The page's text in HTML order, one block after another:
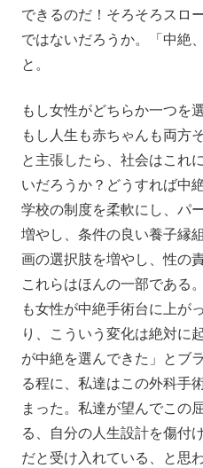
できるのだ！そろそろスロ
ではないだろうか。「中絶
と。
もし女性がどちらか一つを
もし人生も赤ちゃんも両方
と主張したら、社会はこれ
いだろうか？どうすれば中
学校の制度を柔軟にし、パ
増やし、条件の良い養子縁
画の選択肢を増やし、性の
これらはほんの一部である
も女性が中絶手術台に上が
り、こういう変化は絶対に
が中絶を選んできた」とブ
る程に、私達はこの外科手
まった。私達が望んでこの
る、自分の人生設計を傷付
だと受け入れている、と思